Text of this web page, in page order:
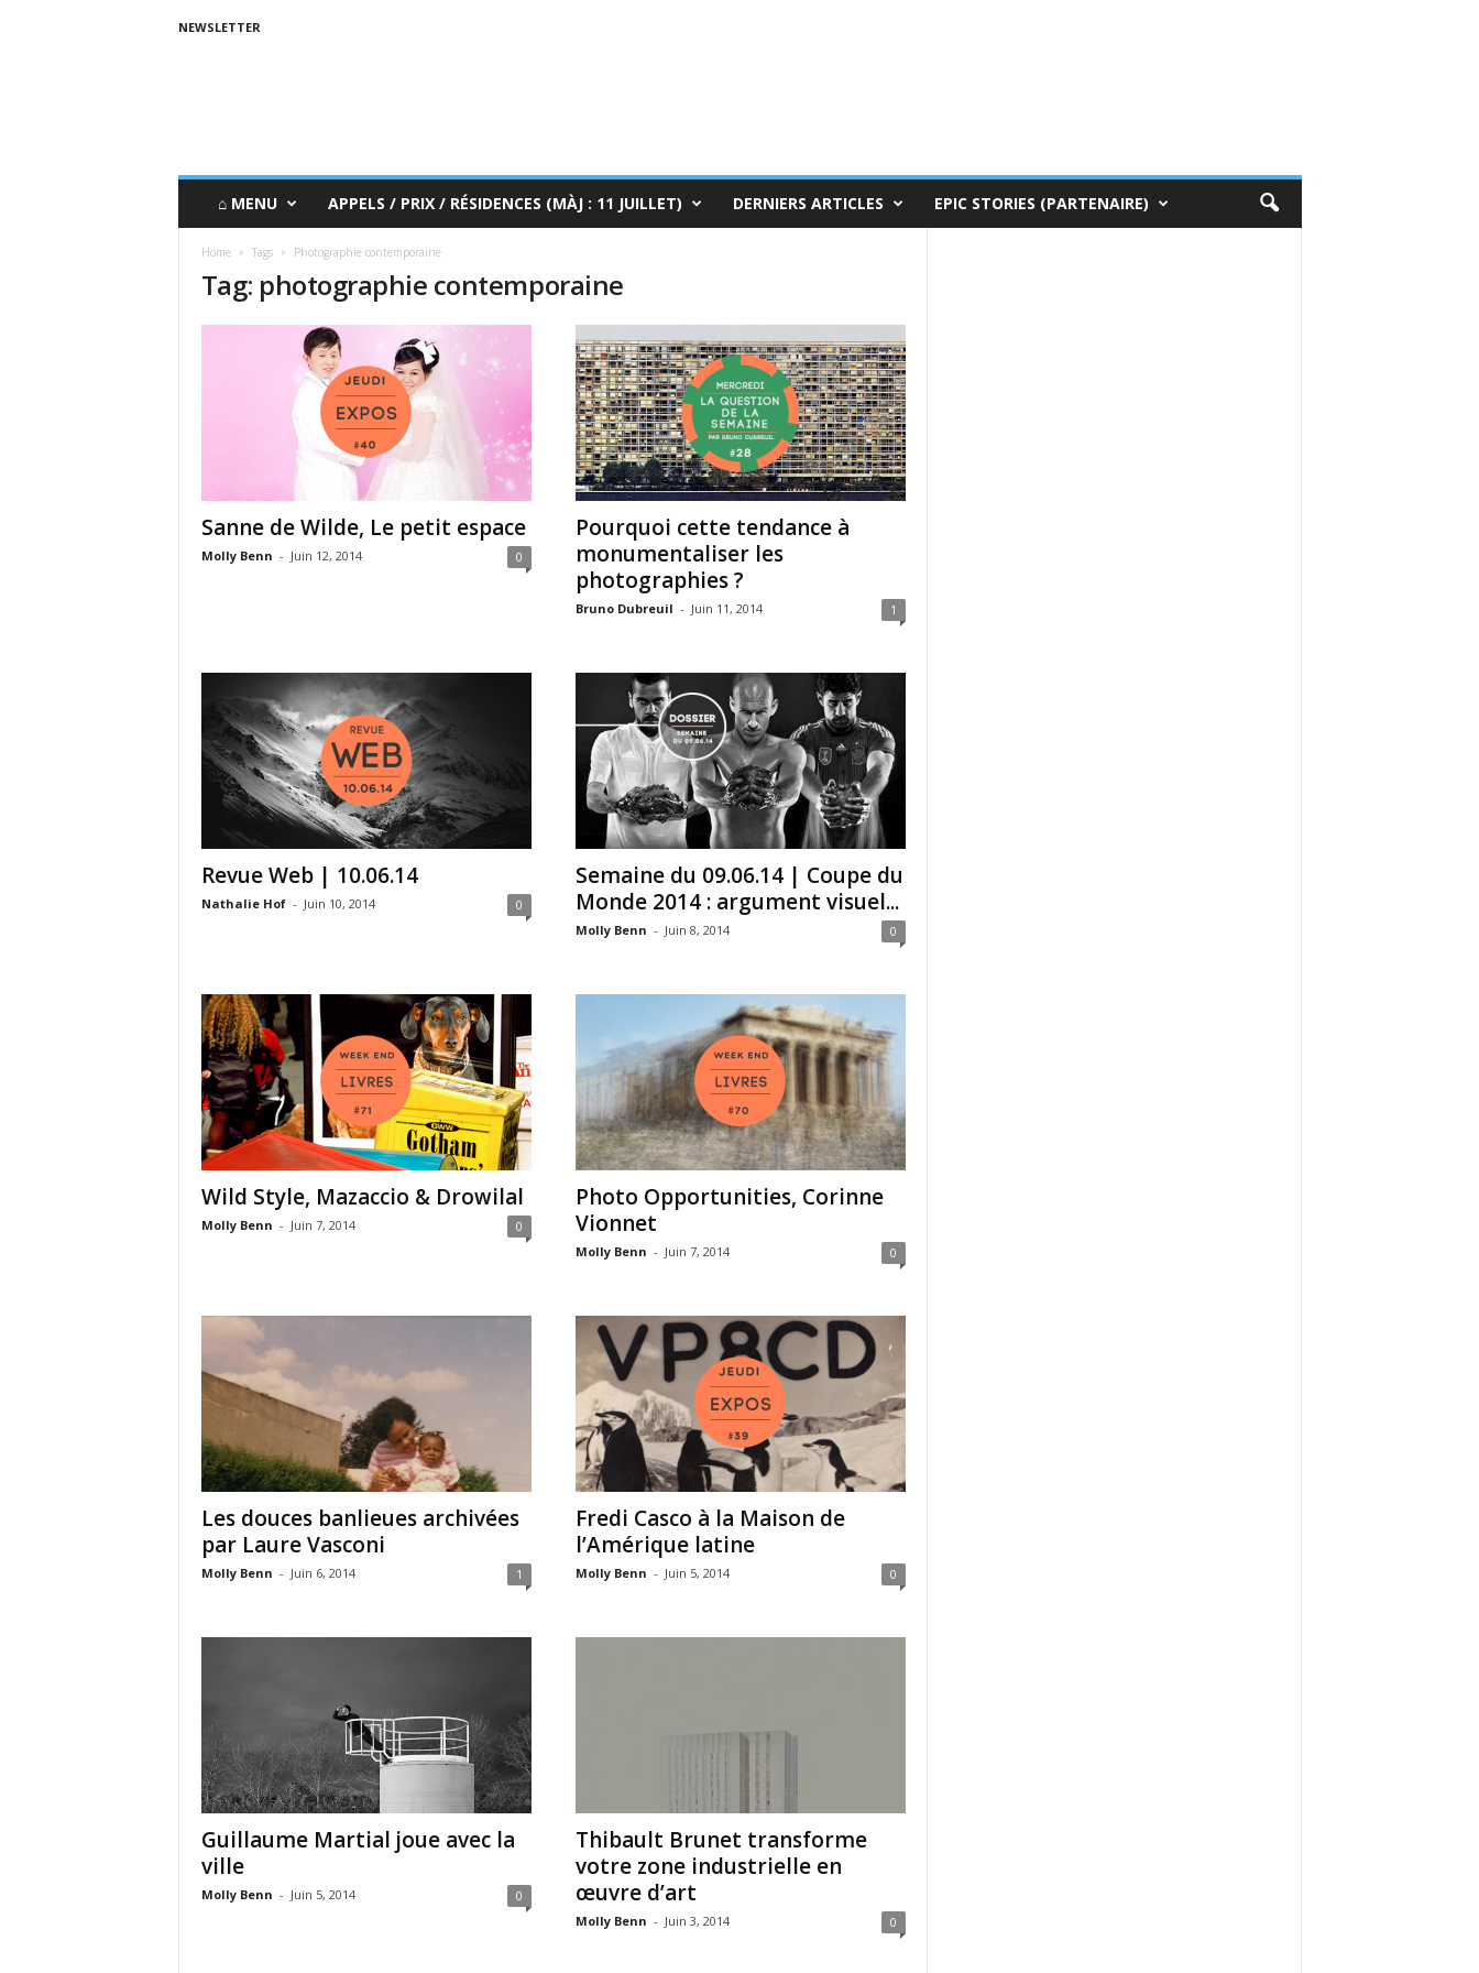
NEWSLETTER
⌂ MENU APPELS / PRIX / RÉSIDENCES (MÀJ : 11 JUILLET) DERNIERS ARTICLES EPIC STORIES (PARTENAIRE)
Home Tags Photographie contemporaine
Tag: photographie contemporaine
Sanne de Wilde, Le petit espace
Molly Benn - Juin 12, 2014 0
Pourquoi cette tendance à
monumentaliser les
photographies ?
Bruno Dubreuil - Juin 11, 2014 1
Revue Web | 10.06.14
Nathalie Hof - Juin 10, 2014 0
Semaine du 09.06.14 | Coupe du
Monde 2014 : argument visuel...
Molly Benn - Juin 8, 2014 0
Wild Style, Mazaccio & Drowilal
Molly Benn - Juin 7, 2014 0
Photo Opportunities, Corinne
Vionnet
Molly Benn - Juin 7, 2014 0
Les douces banlieues archivées
par Laure Vasconi
Molly Benn - Juin 6, 2014 1
Fredi Casco à la Maison de
l’Amérique latine
Molly Benn - Juin 5, 2014 0
Guillaume Martial joue avec la
ville
Molly Benn - Juin 5, 2014 0
Thibault Brunet transforme
votre zone industrielle en
œuvre d’art
Molly Benn - Juin 3, 2014 0